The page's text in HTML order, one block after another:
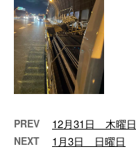
PREV 12月31日 木曜日
NEXT 1月3日 日曜日